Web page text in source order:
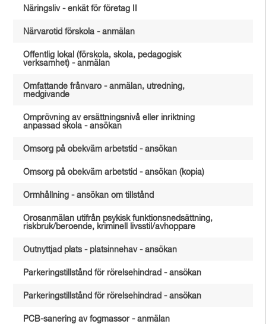
Näringsliv - enkät för företag II
Närvarotid förskola - anmälan
Offentlig lokal (förskola, skola, pedagogisk
verksamhet) - anmälan
Omfattande frånvaro - anmälan, utredning,
medgivande
Omprövning av ersättningsnivå eller inriktning
anpassad skola - ansökan
Omsorg på obekväm arbetstid - ansökan
Omsorg på obekväm arbetstid - ansökan (kopia)
Ormhållning - ansökan om tillstånd
Orosanmälan utifrån psykisk funktionsnedsättning,
riskbruk/beroende, kriminell livsstil/avhoppare
Outnyttjad plats - platsinnehav - ansökan
Parkeringstillstånd för rörelsehindrad - ansökan
Parkeringstillstånd för rörelsehindrad - ansökan
PCB-sanering av fogmassor - anmälan